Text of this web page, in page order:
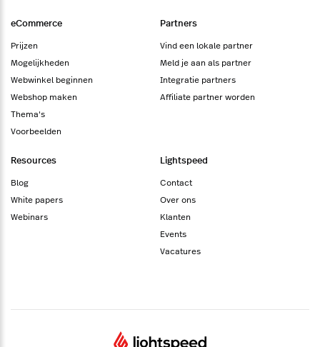
eCommerce
Prijzen
Mogelijkheden
Webwinkel beginnen
Webshop maken
Thema's
Voorbeelden
Partners
Vind een lokale partner
Meld je aan als partner
Integratie partners
Affiliate partner worden
Resources
Blog
White papers
Webinars
Lightspeed
Contact
Over ons
Klanten
Events
Vacatures